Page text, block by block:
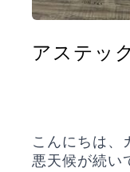
アステッ
こんにちは、
悪天候が続い